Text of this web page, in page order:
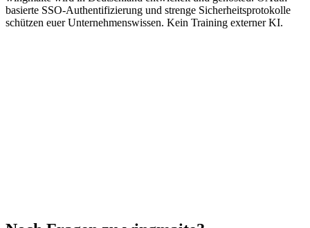
basierte SSO-Authentifizierung und strenge Sicherheitsprotokolle
schützen euer Unternehmenswissen. Kein Training externer KI.